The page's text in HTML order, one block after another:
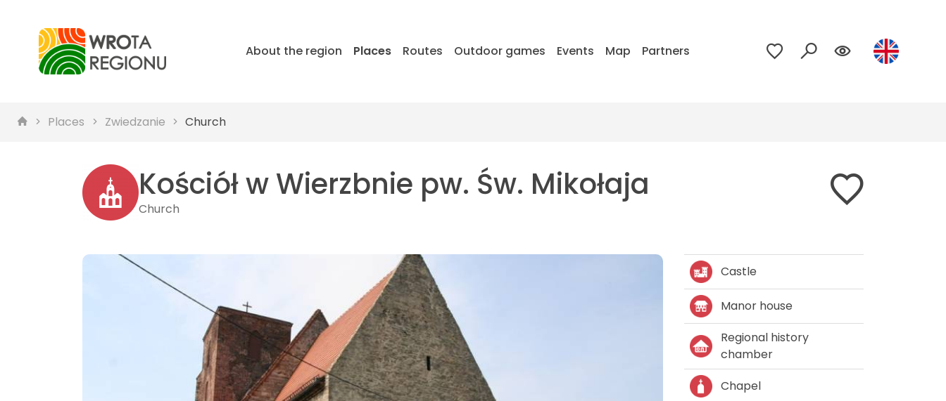
About the region Places Routes Outdoor games Events Map Partners
Places Zwiedzanie Church
Kościół w Wierzbnie pw. Św. Mikołaja
Church
Castle
Manor house
Regional history
chamber
Chapel